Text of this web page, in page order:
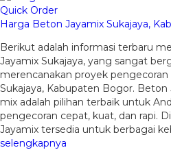
Quick Order
Harga Beton Jayamix Sukajaya,
Berikut adalah informasi terbaru
Jayamix Sukajaya, yang sangat
merencanakan proyek
Sukajaya, Kabupaten Bogor.
mix adalah pilihan terbaik untuk
pengecoran cepat, kuat, dan rapi.
Jayamix tersedia untuk berbagai
selengkapnya